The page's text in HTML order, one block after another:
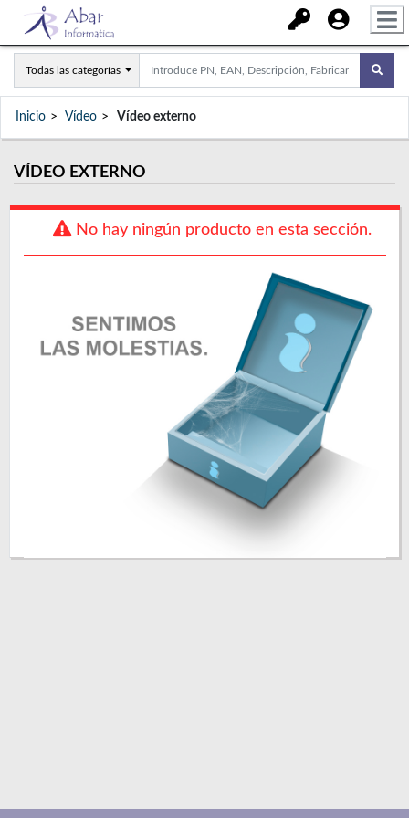
Todas las categorías
Inicio Vídeo Vídeo externo
VÍDEO EXTERNO
No hay ningún producto en esta sección.